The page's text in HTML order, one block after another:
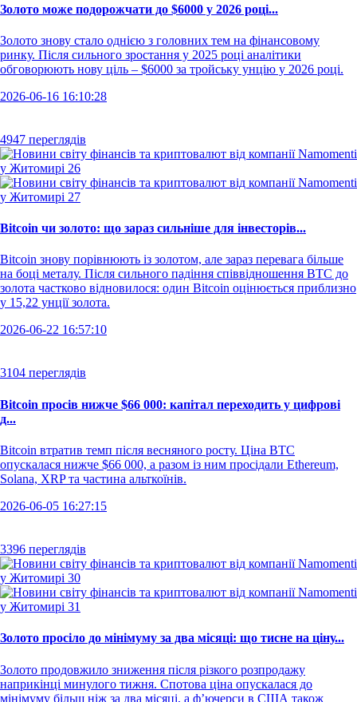
Золото може подорожчати до $6000 у 2026 році...
Золото знову стало однією з головних тем на фінансовому
ринку. Після сильного зростання у 2025 році аналітики
обговорюють нову ціль – $6000 за тройську унцію у 2026 році.
2026-06-16 16:10:28
4947 переглядів
Bitcoin чи золото: що зараз сильніше для інвесторів...
Bitcoin знову порівнюють із золотом, але зараз перевага більше
на боці металу. Після сильного падіння співвідношення BTC до
золота частково відновилося: один Bitcoin оцінюється приблизно
у 15,22 унції золота.
2026-06-22 16:57:10
3104 переглядів
Bitcoin просів нижче $66 000: капітал переходить у цифрові
д...
Bitcoin втратив темп після весняного росту. Ціна BTC
опускалася нижче $66 000, а разом із ним просідали Ethereum,
Solana, XRP та частина альткоїнів.
2026-06-05 16:27:15
3396 переглядів
Золото просіло до мінімуму за два місяці: що тисне на ціну...
Золото продовжило зниження після різкого розпродажу
наприкінці минулого тижня. Спотова ціна опускалася до
мінімуму більш ніж за два місяці, а ф’ючерси в США також